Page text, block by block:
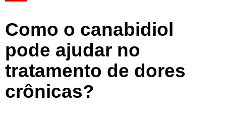
Como o canabidiol
pode ajudar no
tratamento de dores
crônicas?